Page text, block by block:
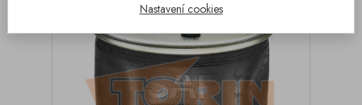
Nastavení cookies